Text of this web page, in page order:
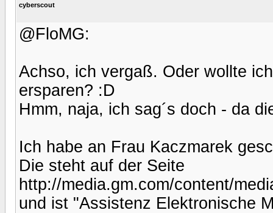
cyberscout
@FloMG:
Achso, ich vergaß. Oder wollte
ersparen? :D
Hmm, naja, ich sag´s doch - da
Ich habe an Frau Kaczmarek
Die steht auf der Seite
http://media.gm.com/content/
und ist "Assistenz Elektronische